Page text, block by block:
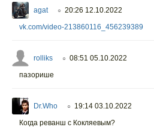
agat ○ 20:26 12.10.2022
vk.com/video-213860116_456239389
rolliks ○ 08:51 05.10.2022
пазорише
Dr.Who ○ 19:14 03.10.2022
Когда реванш с Кокляевым?